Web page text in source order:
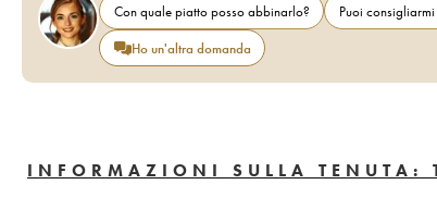
Con quale piatto posso abbinarlo? Puoi
Ho un'altra domanda
INFORMAZIONI SULLA TENUTA: